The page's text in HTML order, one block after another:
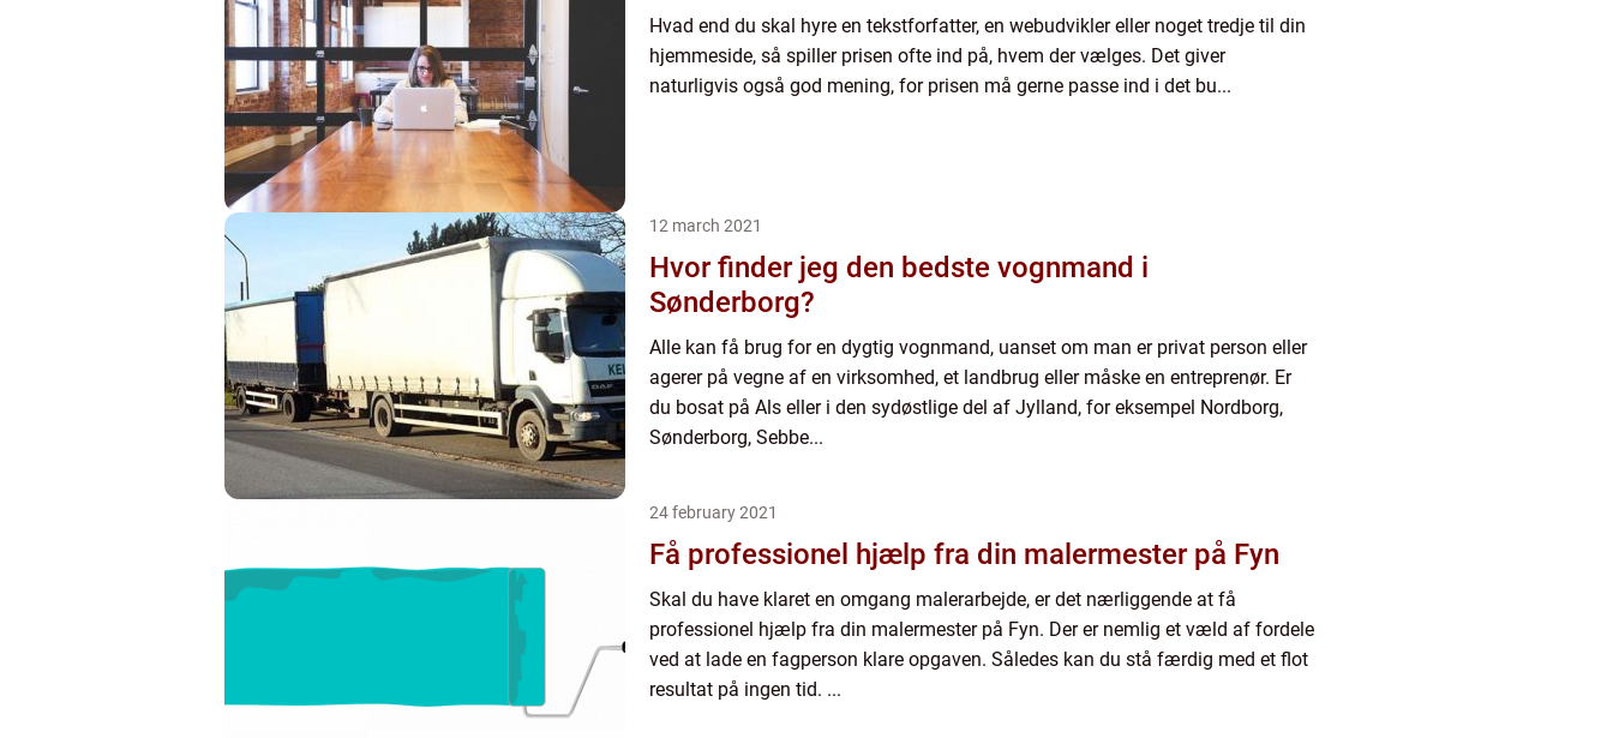
Hvad end du skal hyre en tekstforfatter, en webudvikler eller noget tredje til din
hjemmeside, så spiller prisen ofte ind på, hvem der vælges. Det giver
naturligvis også god mening, for prisen må gerne passe ind i det bu...
12 march 2021
Hvor finder jeg den bedste vognmand i
Sønderborg?
Alle kan få brug for en dygtig vognmand, uanset om man er privat person eller
agerer på vegne af en virksomhed, et landbrug eller måske en entreprenør. Er
du bosat på Als eller i den sydøstlige del af Jylland, for eksempel Nordborg,
Sønderborg, Sebbe...
24 february 2021
Få professionel hjælp fra din malermester på Fyn
Skal du have klaret en omgang malerarbejde, er det nærliggende at få
professionel hjælp fra din malermester på Fyn. Der er nemlig et væld af fordele
ved at lade en fagperson klare opgaven. Således kan du stå færdig med et flot
resultat på ingen tid. ...